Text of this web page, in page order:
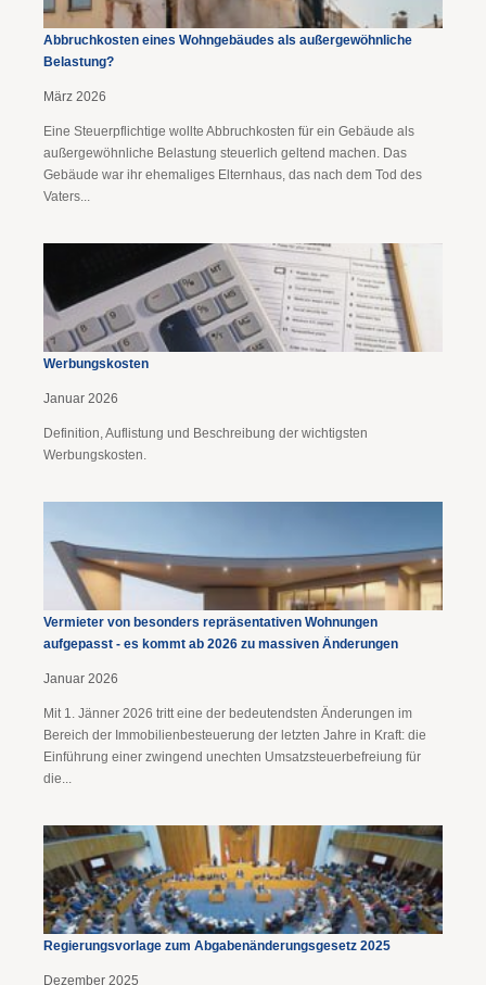
Abbruchkosten eines Wohngebäudes als außergewöhnliche
Belastung?
März 2026
Eine Steuerpflichtige wollte Abbruchkosten für ein Gebäude als
außergewöhnliche Belastung steuerlich geltend machen. Das
Gebäude war ihr ehemaliges Elternhaus, das nach dem Tod des
Vaters...
Werbungskosten
Januar 2026
Definition, Auflistung und Beschreibung der wichtigsten
Werbungskosten.
Vermieter von besonders repräsentativen Wohnungen
aufgepasst - es kommt ab 2026 zu massiven Änderungen
Januar 2026
Mit 1. Jänner 2026 tritt eine der bedeutendsten Änderungen im
Bereich der Immobilienbesteuerung der letzten Jahre in Kraft: die
Einführung einer zwingend unechten Umsatzsteuerbefreiung für
die...
Regierungsvorlage zum Abgaben­änderungs­gesetz 2025
Dezember 2025